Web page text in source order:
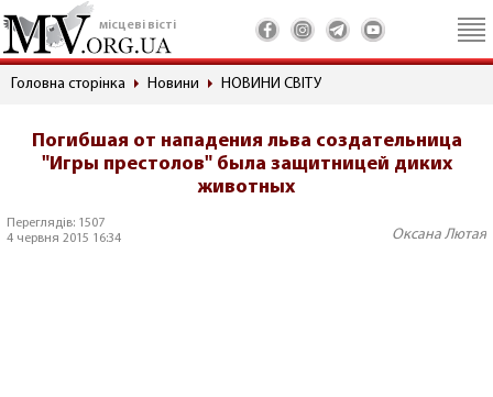
місцеві вісті
Головна сторінка Новини НОВИНИ СВІТУ
Погибшая от нападения льва создательница
"Игры престолов" была защитницей диких
животных
Переглядів: 1507
4 червня 2015 16:34
Оксана Лютая